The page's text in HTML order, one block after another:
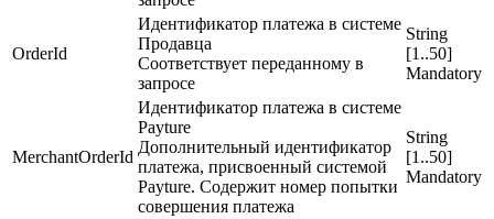
OrderId
Идентификатор платежа в системе
Продавца
Соответствует переданному в
запросе
String
[1..50]
Mandatory
MerchantOrderId
Идентификатор платежа в системе
Payture
Дополнительный идентификатор
платежа, присвоенный системой
Payture. Содержит номер попытки
совершения платежа
String
[1..50]
Mandatory